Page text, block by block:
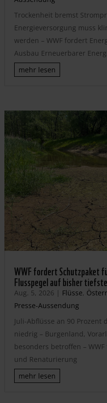
Trockenheit bremst
Energieversorgung muss
werden – WWF fordert
Ausbau Erneuerbarer
mehr lesen
WWF fordert Schutzpaket
Flusspegel auf bisher
Aug. 5, 2026 | Flüsse,
Presse-Aussendung
Juli-Abflüsse an 90 Prozent
niedrig – Burgenland,
besonders betroffen –
und Renaturierung
mehr lesen